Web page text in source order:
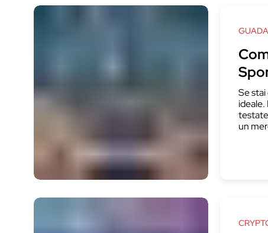
Se
ideale.
un